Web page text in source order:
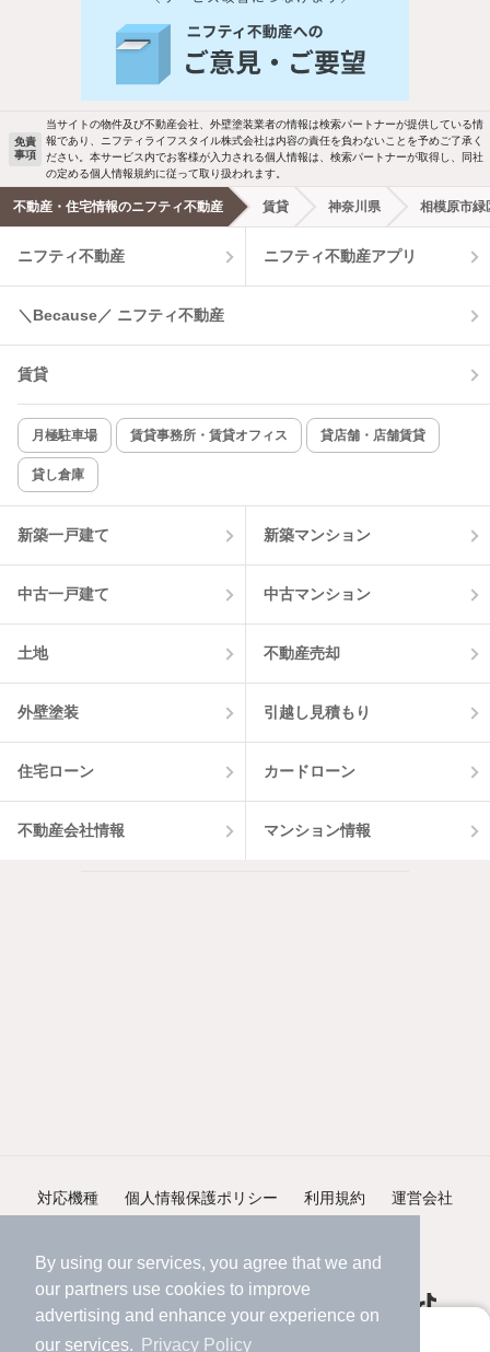
By using our services, you agree that we and
our partners use cookies to improve
advertising and enhance your experience on
our services.
Privacy Policy
アプリに切り替えて、サクサクお部屋探し
バス・トイレ別 2階以上
駐車場あり ペット相談
洗濯機置場あり 独立洗面台
エアコンあり 都市ガス
温水洗浄便座 オートロック
コンロ2口以上
新着のみ インターネット無料
該当件数:
物件一覧に反映
免責
事項
当サイトの物件及び不動産会社、外壁塗装業者の情報は検索パートナーが提供している情
報であり、ニフティライフスタイル株式会社は内容の責任を負わないことを予めご了承く
ださい。本サービス内でお客様が入力される個人情報は、検索パートナーが取得し、同社
の定める個人情報規約に従って取り扱われます。
不動産・住宅情報のニフティ不動産 賃貸 神奈川県 相模原市緑
ニフティ不動産 ニフティ不動産アプリ
＼Because／ ニフティ不動産
賃貸
月極駐車場 賃貸事務所・賃貸オフィス 貸店舗・店舗賃貸
貸し倉庫
新築一戸建て 新築マンション
中古一戸建て 中古マンション
土地 不動産売却
外壁塗装 引越し見積もり
住宅ローン カードローン
不動産会社情報 マンション情報
対応機種 個人情報保護ポリシー 利用規約 運営会社